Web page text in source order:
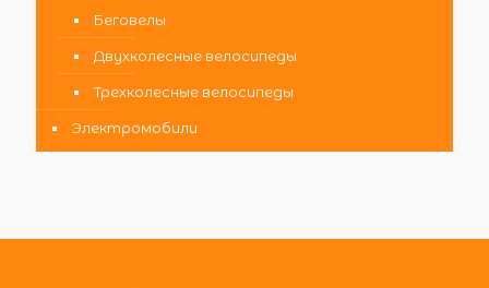
Беговелы
Двухколесные велосипеды
Трехколесные велосипеды
Электромобили